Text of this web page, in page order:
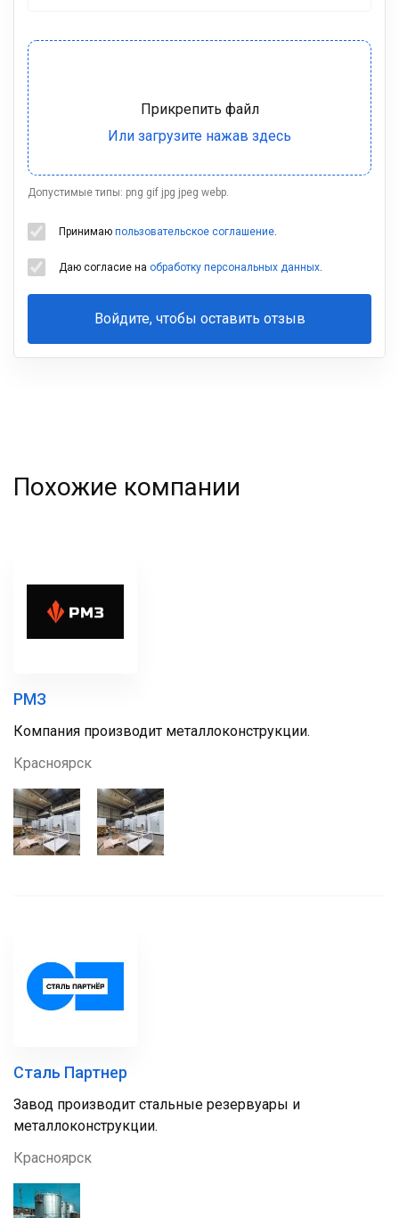
Допустимые типы: png gif jpg jpeg webp.
Принимаю пользовательское соглашение.
Даю согласие на обработку персональных данных.
Войдите, чтобы оставить отзыв
Ваша
Похожие компании
РМЗ
Компания производит металлоконструкции.
Красноярск
Сталь Партнер
Завод производит стальные резервуары и
металлоконструкции.
Красноярск